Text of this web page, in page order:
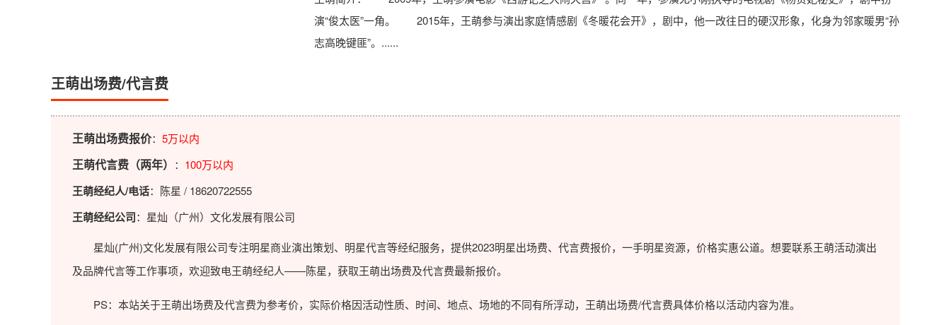
演“俊太医”一角。 2015年，王萌参与演出家庭情感剧《冬暖花会开》，剧中，他一改往日的硬汉形象，化身为邻家暖男“孙
志高晚键匪”。......
王萌出场费/代言费
王萌出场费报价： 5万以内
王萌代言费（两年） ： 100万以内
王萌经纪人/电话：陈星 / 18620722555
王萌经纪公司：星灿（广州）文化发展有限公司
星灿(广州)文化发展有限公司专注明星商业演出策划、明星代言等经纪服务，提供2023明星出场费、代言费报价，一手明星资源，价格实惠公道。想要联系王萌活动演出
及品牌代言等工作事项，欢迎致电王萌经纪人——陈星，获取王萌出场费及代言费最新报价。
PS：本站关于王萌出场费及代言费为参考价，实际价格因活动性质、时间、地点、场地的不同有所浮动，王萌出场费/代言费具体价格以活动内容为准。